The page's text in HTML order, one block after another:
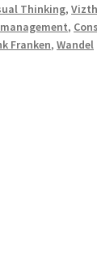
Thinking,
,
Franken,Wandel